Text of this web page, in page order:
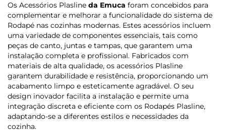
Os Acessórios Plasline da Emuca foram concebidos para
complementar e melhorar a funcionalidade do sistema de
Rodapé nas cozinhas modernas. Estes acessórios incluem
uma variedade de componentes essenciais, tais como
peças de canto, juntas e tampas, que garantem uma
instalação completa e profissional. Fabricados com
materiais de alta qualidade, os acessórios Plasline
garantem durabilidade e resistência, proporcionando um
acabamento limpo e esteticamente agradável. O seu
design inovador facilita a instalação e permite uma
integração discreta e eficiente com os Rodapés Plasline,
adaptando-se a diferentes estilos e necessidades da
cozinha.